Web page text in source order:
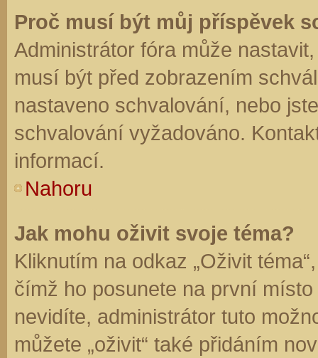
Proč musí být můj příspěvek
Administrátor fóra může
musí být před zobrazením
nastaveno schvalování, nebo
schvalování vyžadováno.
informací.
Nahoru
Jak mohu oživit svoje téma?
Kliknutím na odkaz „Oživit
čímž ho posunete na první
nevidíte, administrátor tuto
můžete „oživit“ také přidáním